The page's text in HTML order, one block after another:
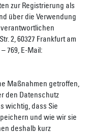
zur Registrierung als
über die Verwendung
2, 60327 Frankfurt am
769, E-Mail:
Maßnahmen getroffen,
den Datenschutz
wichtig, dass Sie
und wie wir sie
deshalb kurz